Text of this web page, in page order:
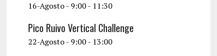
16-Agosto - 9:00- 11:30
Pico Ruivo Vertical Challenge
22-Agosto - 9:00- 13:00